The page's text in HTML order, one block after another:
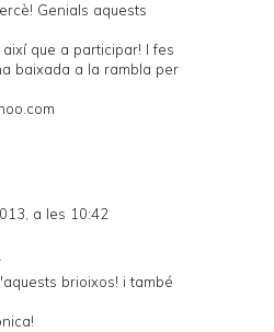
Genials aquests
que a participar! I fes
baixada a la rambla per
a les 10:42
brioixos! i també